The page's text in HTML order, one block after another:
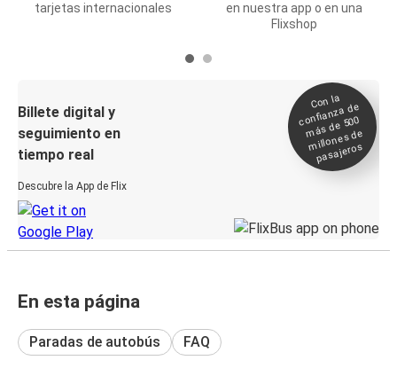
tarjetas internacionales
en nuestra app o en una
Flixshop
Billete digital y
seguimiento en
tiempo real
Descubre la App de Flix
Con la
confianza de
más de 500
millones de
pasajeros
En esta página
Paradas de autobús FAQ